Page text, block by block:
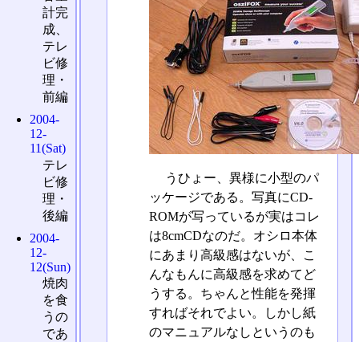
うひょー、異様に小型のパ
ッケージである。写真にCD-
ROMが写っているが実はコレ
は8cmCDなのだ。オシロ本体
にあまり高級感はないが、こ
んなもんに高級感を求めてど
うする。ちゃんと性能を発揮
すればそれでよい。しかし紙
のマニュアルなしというのも
計完
成、
テレ
ビ修
理・
前編
2004-
12-
11(Sat)
テレ
ビ修
理・
後編
2004-
12-
12(Sun)
焼肉
を食
うの
であ